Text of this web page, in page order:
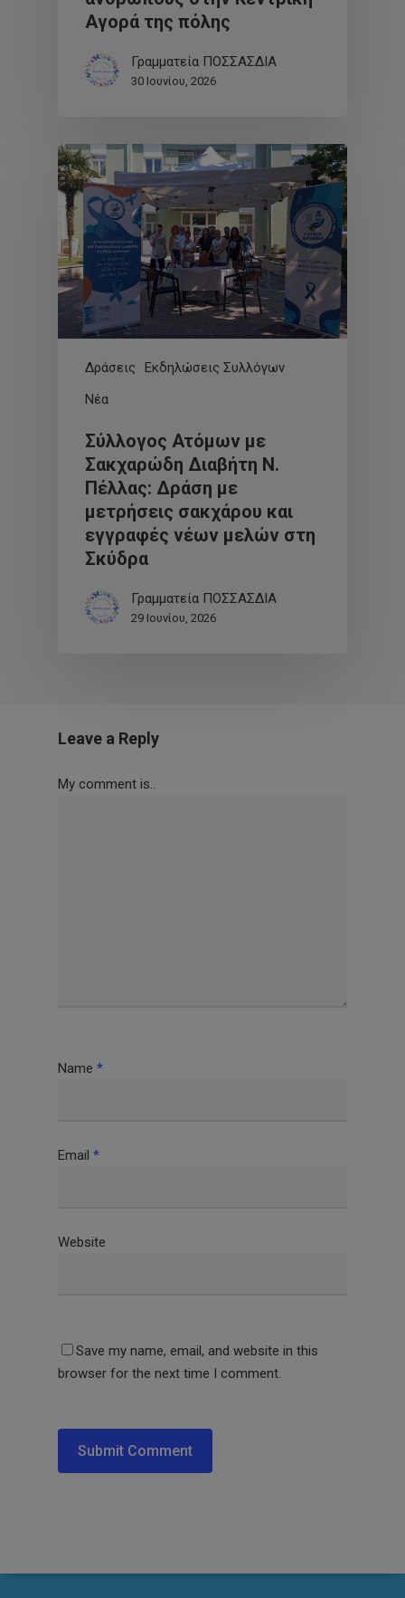
Αγορά της πόλης
Γραμματεία ΠΟΣΣΑΣΔΙΑ
30 Ιουνίου, 2026
Δράσεις
Εκδηλώσεις Συλλόγων
Νέα
Σύλλογος Ατόμων με
Σακχαρώδη Διαβήτη Ν.
Πέλλας: Δράση με
μετρήσεις σακχάρου και
εγγραφές νέων μελών στη
Σκύδρα
Γραμματεία ΠΟΣΣΑΣΔΙΑ
29 Ιουνίου, 2026
Leave a Reply
My comment is..
Name *
Email *
Website
Save my name, email, and website in this
browser for the next time I comment.